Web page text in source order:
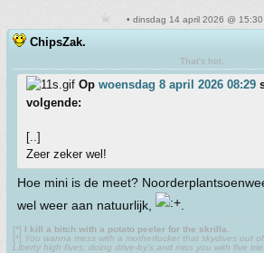
• dinsdag 14 april 2026 @ 15:30
ChipsZak.
That's hot.
Op woensdag 8 april 2026 08:29
volgende:
[..]
Zeer zeker wel!
Hoe mini is de meet?
wel weer aan natuurlijk,
[*] I kill a bitch with a potato peeler for the skrilla.
[*] You wanna mess with a motherfucker that skydives out
Liberty high fives, doing drive-by’s and miss you with five